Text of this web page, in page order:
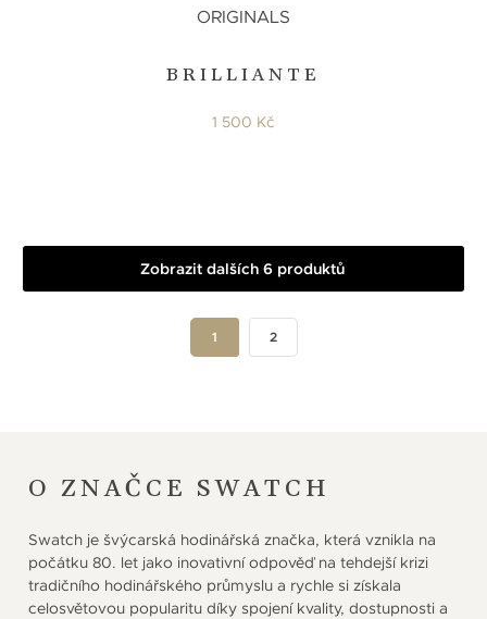
BRILLIANTE
ORIGINALS
1 500 Kč
Zobrazit dalších 6 produktů
1 2
O ZNAČCE SWATCH
Swatch je švýcarská hodinářská značka, která vznikla na
počátku 80. let jako inovativní odpověď na tehdejší krizi
tradičního hodinářského průmyslu a rychle si získala
celosvětovou popularitu díky spojení kvality, dostupnosti a